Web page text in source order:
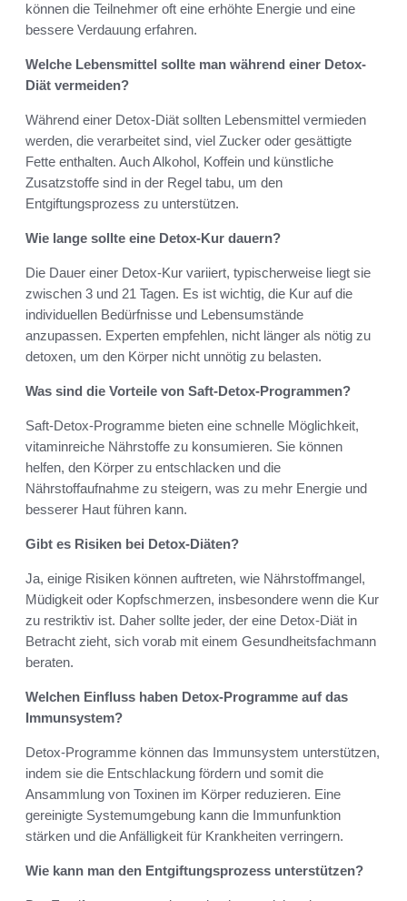
können die Teilnehmer oft eine erhöhte Energie und eine
bessere Verdauung erfahren.
Welche Lebensmittel sollte man während einer Detox-
Diät vermeiden?
Während einer Detox-Diät sollten Lebensmittel vermieden
werden, die verarbeitet sind, viel Zucker oder gesättigte
Fette enthalten. Auch Alkohol, Koffein und künstliche
Zusatzstoffe sind in der Regel tabu, um den
Entgiftungsprozess zu unterstützen.
Wie lange sollte eine Detox-Kur dauern?
Die Dauer einer Detox-Kur variiert, typischerweise liegt sie
zwischen 3 und 21 Tagen. Es ist wichtig, die Kur auf die
individuellen Bedürfnisse und Lebensumstände
anzupassen. Experten empfehlen, nicht länger als nötig zu
detoxen, um den Körper nicht unnötig zu belasten.
Was sind die Vorteile von Saft-Detox-Programmen?
Saft-Detox-Programme bieten eine schnelle Möglichkeit,
vitaminreiche Nährstoffe zu konsumieren. Sie können
helfen, den Körper zu entschlacken und die
Nährstoffaufnahme zu steigern, was zu mehr Energie und
besserer Haut führen kann.
Gibt es Risiken bei Detox-Diäten?
Ja, einige Risiken können auftreten, wie Nährstoffmangel,
Müdigkeit oder Kopfschmerzen, insbesondere wenn die Kur
zu restriktiv ist. Daher sollte jeder, der eine Detox-Diät in
Betracht zieht, sich vorab mit einem Gesundheitsfachmann
beraten.
Welchen Einfluss haben Detox-Programme auf das
Immunsystem?
Detox-Programme können das Immunsystem unterstützen,
indem sie die Entschlackung fördern und somit die
Ansammlung von Toxinen im Körper reduzieren. Eine
gereinigte Systemumgebung kann die Immunfunktion
stärken und die Anfälligkeit für Krankheiten verringern.
Wie kann man den Entgiftungsprozess unterstützen?